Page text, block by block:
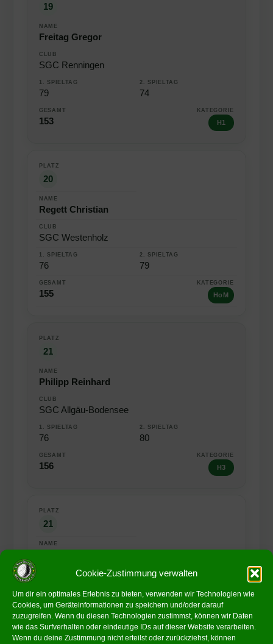
Cookie-Zustimmung verwalten
Um dir ein optimales Erlebnis zu bieten, verwenden wir Technologien wie
Cookies, um Geräteinformationen zu speichern und/oder darauf
zuzugreifen. Wenn du diesen Technologien zustimmst, können wir Daten
wie das Surfverhalten oder eindeutige IDs auf dieser Website verarbeiten.
Wenn du deine Zustimmung nicht erteilst oder zurückziehst, können
19
Freitag Gregor
SGC Renningen
79 74
153 H1
20
Regett Christian
SGC Westenholz
76 79
155 HoM
21
Philipp Reinhard
SGC Allgäu-Bodensee
76 80
156 H3
21
76 80
156 H1